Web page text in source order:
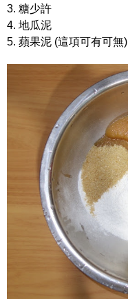
3. 糖少許
4. 地瓜泥
5. 蘋果泥 (這項可有可無)